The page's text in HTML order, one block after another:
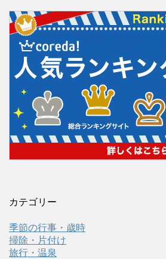
カテゴリー
季節の行事・歳時
掃除・片付け
旅行・温泉